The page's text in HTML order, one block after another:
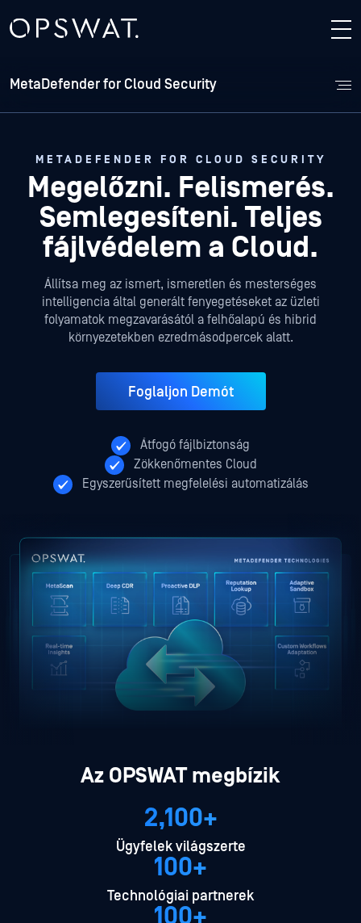
MetaDefender for Cloud Security
METADEFENDER FOR CLOUD SECURITY
Megelőzni. Felismerés.
Semlegesíteni. Teljes
fájlvédelem a Cloud.
Állítsa meg az ismert, ismeretlen és mesterséges
intelligencia által generált fenyegetéseket az üzleti
folyamatok megzavarásától a felhőalapú és hibrid
környezetekben ezredmásodpercek alatt.
Foglaljon Demót
Átfogó fájlbiztonság
Zökkenőmentes Cloud
Egyszerűsített megfelelési automatizálás
Az OPSWAT megbízik
2,100+
Ügyfelek világszerte
100+
Technológiai partnerek
100+